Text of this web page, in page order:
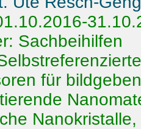
Sachbeihilfen
für